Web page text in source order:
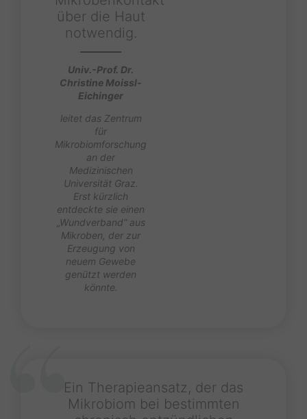
über die Haut
notwendig.
Univ.-Prof. Dr.
Christine Moissl-
Eichinger
leitet das Zentrum
für
Mikrobiomforschung
an der
Medizinischen
Universität Graz.
Erst kürzlich
entdeckte sie einen
„Wundverband“ aus
Mikroben, der zur
Erzeugung von
neuem Gewebe
genützt werden
könnte.
Ein Therapieansatz, der das
Mikrobiom bei bestimmten